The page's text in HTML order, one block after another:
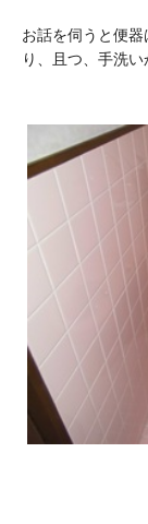
お話を伺うと便
り、且つ、手洗い